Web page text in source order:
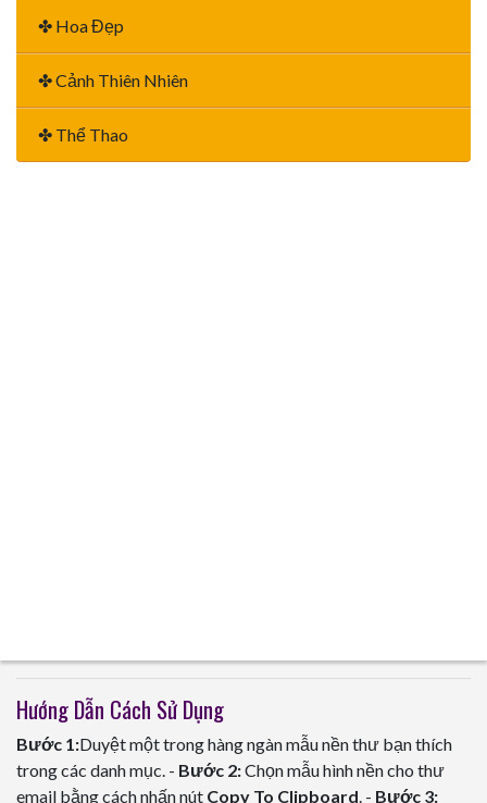
✤ Hoa Đẹp
✤ Cảnh Thiên Nhiên
✤ Thể Thao
Hướng Dẫn Cách Sử Dụng
Bước 1:Duyệt một trong hàng ngàn mẫu nền thư bạn thích
trong các danh mục. - Bước 2:Chọn mẫu hình nền cho thư
email bằng cách nhấn nút Copy To Clipboard. - Bước 3: